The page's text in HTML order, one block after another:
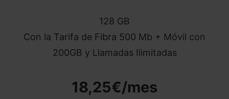
128 GB
Con la Tarifa de Fibra 500 Mb + Móvil con
200GB y Llamadas Ilimitadas
18,25€/mes